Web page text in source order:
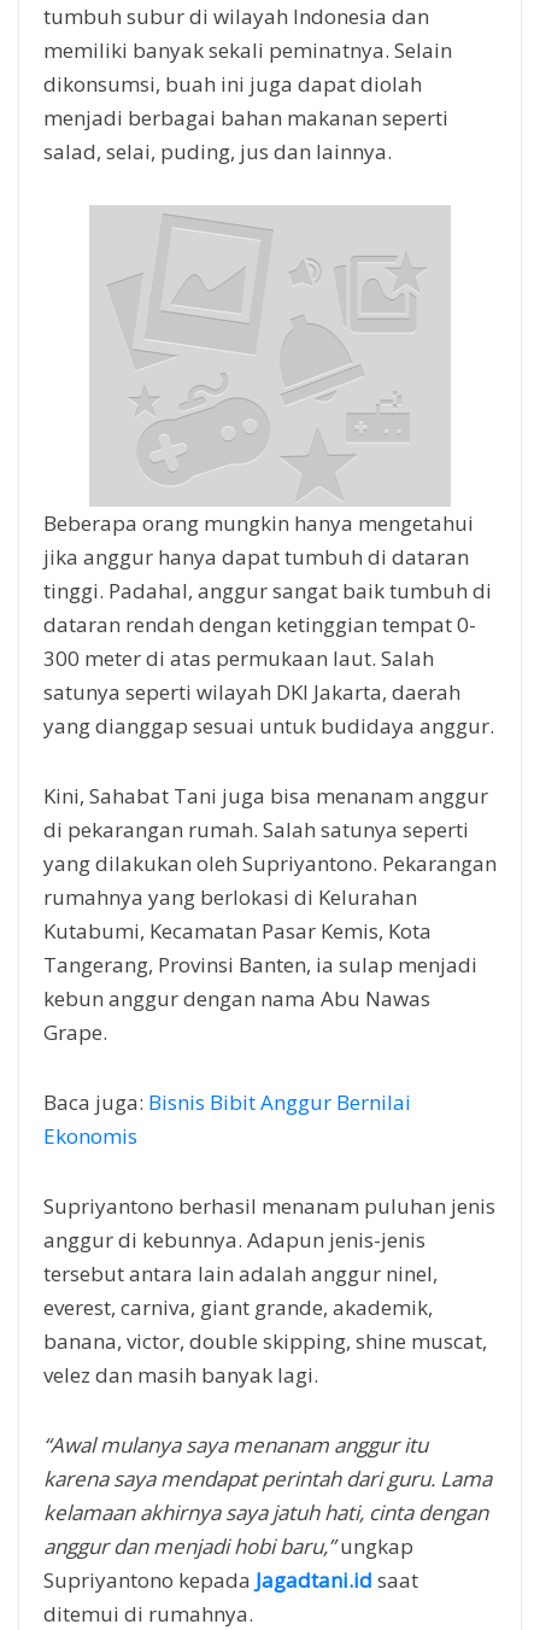
tumbuh subur di wilayah Indonesia dan
memiliki banyak sekali peminatnya. Selain
dikonsumsi, buah ini juga dapat diolah
menjadi berbagai bahan makanan seperti
salad, selai, puding, jus dan lainnya.
Beberapa orang mungkin hanya mengetahui
jika anggur hanya dapat tumbuh di dataran
tinggi. Padahal, anggur sangat baik tumbuh di
dataran rendah dengan ketinggian tempat 0-
300 meter di atas permukaan laut. Salah
satunya seperti wilayah DKI Jakarta, daerah
yang dianggap sesuai untuk budidaya anggur.
Kini, Sahabat Tani juga bisa menanam anggur
di pekarangan rumah. Salah satunya seperti
yang dilakukan oleh Supriyantono. Pekarangan
rumahnya yang berlokasi di Kelurahan
Kutabumi, Kecamatan Pasar Kemis, Kota
Tangerang, Provinsi Banten, ia sulap menjadi
kebun anggur dengan nama Abu Nawas
Grape.
Baca juga: Bisnis Bibit Anggur Bernilai
Ekonomis
Supriyantono berhasil menanam puluhan jenis
anggur di kebunnya. Adapun jenis-jenis
tersebut antara lain adalah anggur ninel,
everest, carniva, giant grande, akademik,
banana, victor, double skipping, shine muscat,
velez dan masih banyak lagi.
“Awal mulanya saya menanam anggur itu
karena saya mendapat perintah dari guru. Lama
kelamaan akhirnya saya jatuh hati, cinta dengan
anggur dan menjadi hobi baru,”ungkap
Supriyantono kepada Jagadtani.id saat
ditemui di rumahnya.